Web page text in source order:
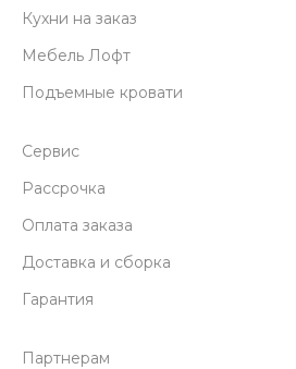
Кухни на заказ
Мебель Лофт
Подъемные кровати
Сервис
Рассрочка
Оплата заказа
Доставка и сборка
Гарантия
Партнерам